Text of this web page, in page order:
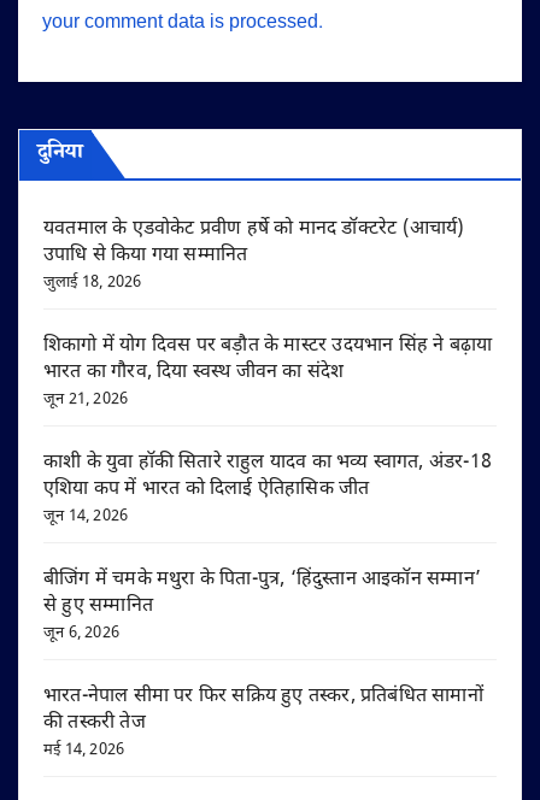
your comment data is processed.
दुनिया
यवतमाल के एडवोकेट प्रवीण हर्षे को मानद डॉक्टरेट (आचार्य)
उपाधि से किया गया सम्मानित
जुलाई 18, 2026
शिकागो में योग दिवस पर बड़ौत के मास्टर उदयभान सिंह ने बढ़ाया
भारत का गौरव, दिया स्वस्थ जीवन का संदेश
जून 21, 2026
काशी के युवा हॉकी सितारे राहुल यादव का भव्य स्वागत, अंडर-18
एशिया कप में भारत को दिलाई ऐतिहासिक जीत
जून 14, 2026
बीजिंग में चमके मथुरा के पिता-पुत्र, ‘हिंदुस्तान आइकॉन सम्मान’
से हुए सम्मानित
जून 6, 2026
भारत-नेपाल सीमा पर फिर सक्रिय हुए तस्कर, प्रतिबंधित सामानों
की तस्करी तेज
मई 14, 2026